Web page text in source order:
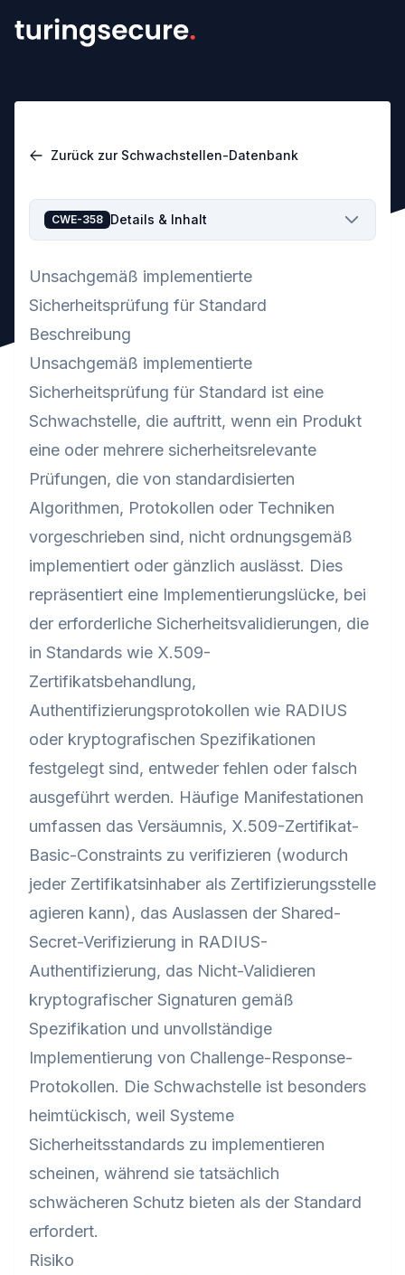
Zurück zur Schwachstellen-Datenbank
CWE-358 Details & Inhalt
Unsachgemäß implementierte
Sicherheitsprüfung für Standard
Beschreibung
Unsachgemäß implementierte
Sicherheitsprüfung für Standard ist eine
Schwachstelle, die auftritt, wenn ein Produkt
eine oder mehrere sicherheitsrelevante
Prüfungen, die von standardisierten
Algorithmen, Protokollen oder Techniken
vorgeschrieben sind, nicht ordnungsgemäß
implementiert oder gänzlich auslässt. Dies
repräsentiert eine Implementierungslücke, bei
der erforderliche Sicherheitsvalidierungen, die
in Standards wie X.509-
Zertifikatsbehandlung,
Authentifizierungsprotokollen wie RADIUS
oder kryptografischen Spezifikationen
festgelegt sind, entweder fehlen oder falsch
ausgeführt werden. Häufige Manifestationen
umfassen das Versäumnis, X.509-Zertifikat-
Basic-Constraints zu verifizieren (wodurch
jeder Zertifikatsinhaber als Zertifizierungsstelle
agieren kann), das Auslassen der Shared-
Secret-Verifizierung in RADIUS-
Authentifizierung, das Nicht-Validieren
kryptografischer Signaturen gemäß
Spezifikation und unvollständige
Implementierung von Challenge-Response-
Protokollen. Die Schwachstelle ist besonders
heimtückisch, weil Systeme
Sicherheitsstandards zu implementieren
scheinen, während sie tatsächlich
schwächeren Schutz bieten als der Standard
erfordert.
Risiko